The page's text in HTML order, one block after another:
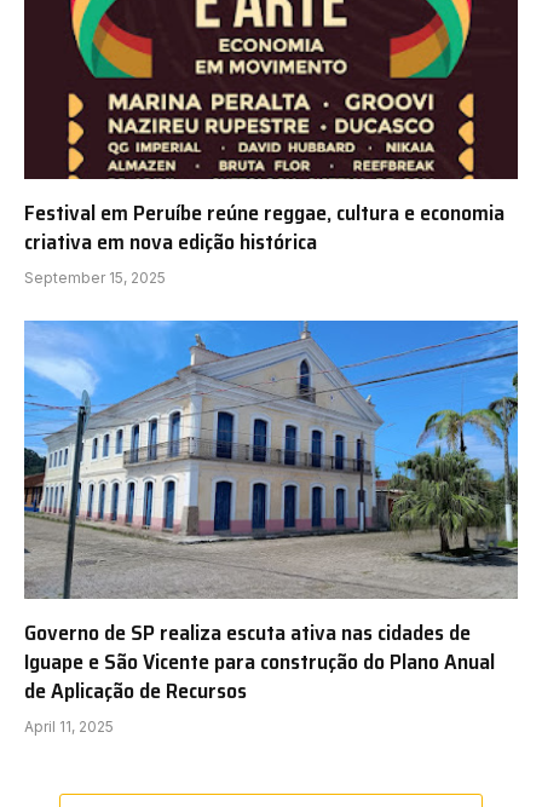
Festival em Peruíbe reúne reggae, cultura e economia
criativa em nova edição histórica
September 15, 2025
Governo de SP realiza escuta ativa nas cidades de
Iguape e São Vicente para construção do Plano Anual
de Aplicação de Recursos
April 11, 2025